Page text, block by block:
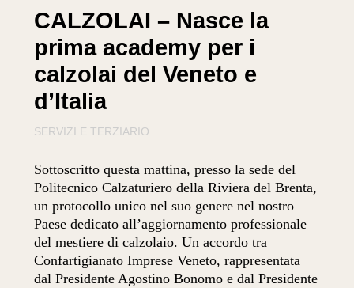
CALZOLAI – Nasce la
prima academy per i
calzolai del Veneto e
d’Italia
SERVIZI E TERZIARIO
Sottoscritto questa mattina, presso la sede del
Politecnico Calzaturiero della Riviera del Brenta,
un protocollo unico nel suo genere nel nostro
Paese dedicato all’aggiornamento professionale
del mestiere di calzolaio. Un accordo tra
Confartigianato Imprese Veneto, rappresentata
dal Presidente Agostino Bonomo e dal Presidente